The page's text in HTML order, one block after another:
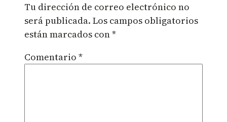
Tu dirección de correo electrónico no
será publicada. Los campos obligatorios
están marcados con*
Comentario *